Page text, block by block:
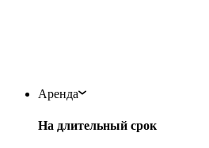
Аренда
На длительный срок